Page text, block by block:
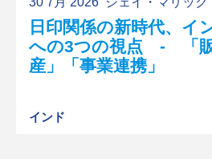
日印関係の新時代、イ
への3つの視点 - 「
産」「事業連携」
インド